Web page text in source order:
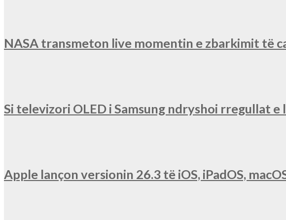
NASA transmeton live momentin e zbarkimit të
Si televizori OLED i Samsung ndryshoi rregullat e
Apple lançon versionin 26.3 të iOS, iPadOS,